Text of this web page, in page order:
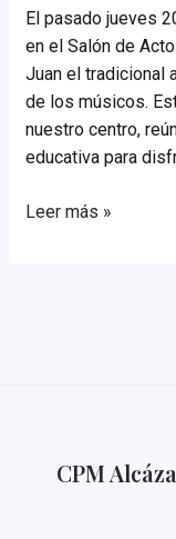
El pasado jueves
en el Salón de
Juan el tradicional
de los músicos.
nuestro centro,
educativa para
Celebración
Leer más »
CPM